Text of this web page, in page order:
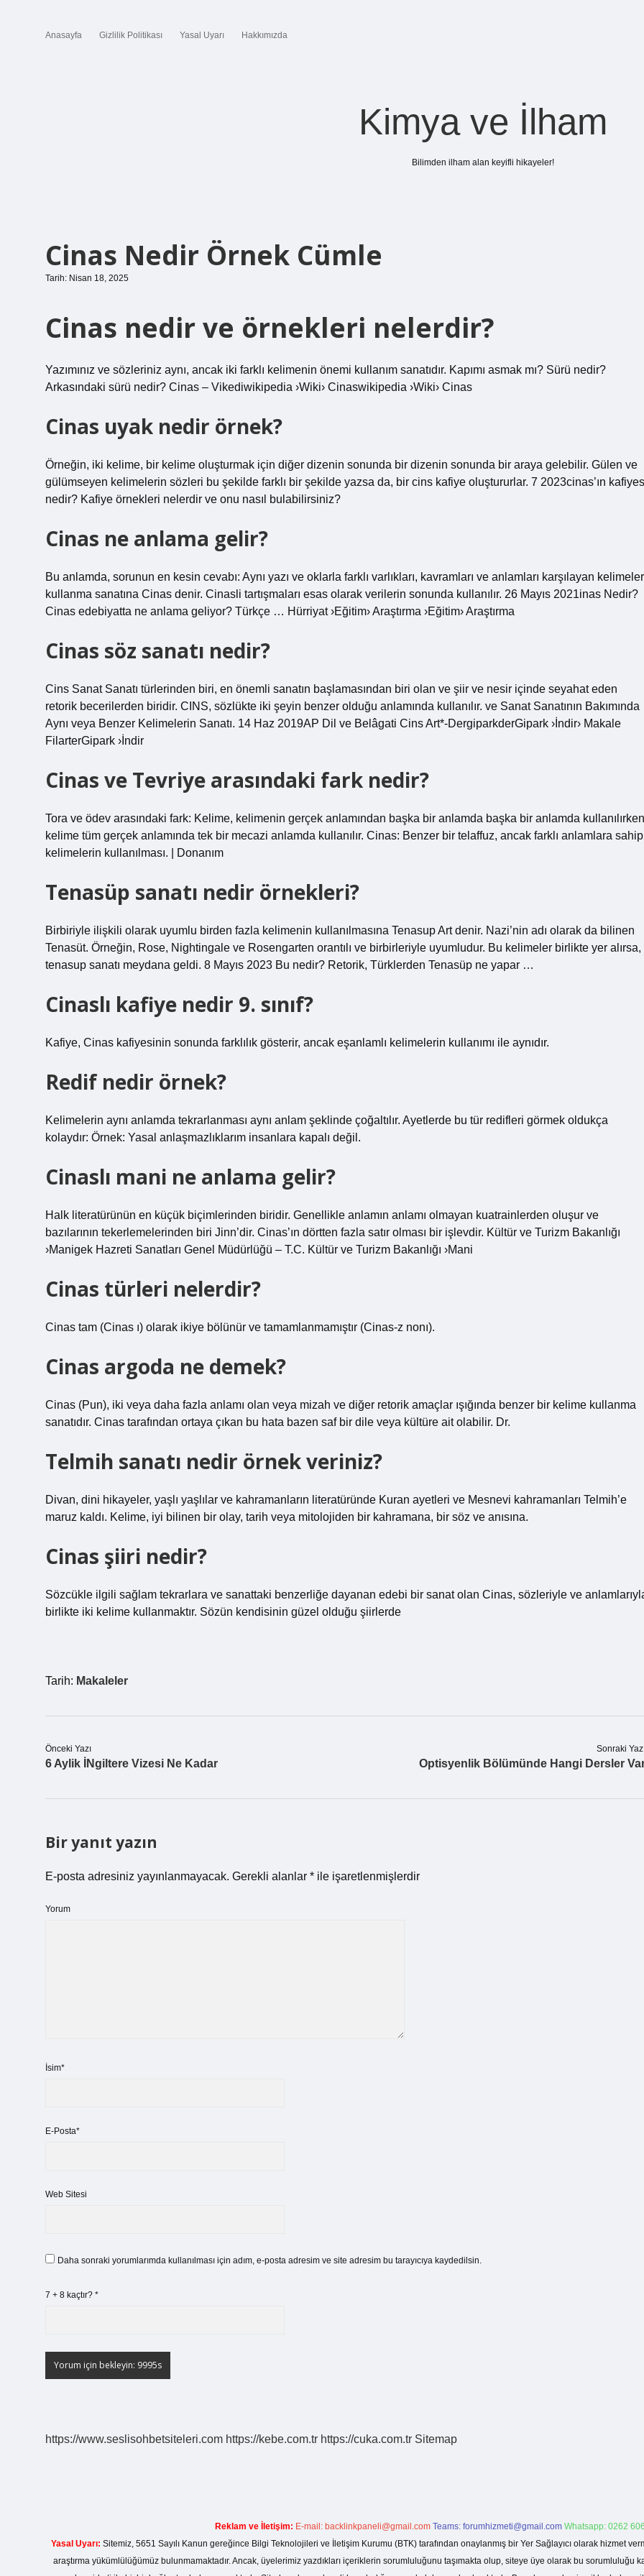
Anasayfa Gizlilik Politikası Yasal Uyarı Hakkımızda
Kimya ve İlham
Bilimden ilham alan keyifli hikayeler!
Cinas Nedir Örnek Cümle
Tarih: Nisan 18, 2025
Cinas nedir ve örnekleri nelerdir?
Yazımınız ve sözleriniz aynı, ancak iki farklı kelimenin önemi kullanım sanatıdır. Kapımı asmak mı? Sürü nedir?
Arkasındaki sürü nedir? Cinas – Vikediwikipedia ›Wiki› Cinaswikipedia ›Wiki› Cinas
Cinas uyak nedir örnek?
Örneğin, iki kelime, bir kelime oluşturmak için diğer dizenin sonunda bir dizenin sonunda bir araya gelebilir. Gülen ve
gülümseyen kelimelerin sözleri bu şekilde farklı bir şekilde yazsa da, bir cins kafiye oluştururlar. 7 2023cinas’ın
nedir? Kafiye örnekleri nelerdir ve onu nasıl bulabilirsiniz?
Cinas ne anlama gelir?
Bu anlamda, sorunun en kesin cevabı: Aynı yazı ve oklarla farklı varlıkları, kavramları ve anlamları karşılayan
kullanma sanatına Cinas denir. Cinasli tartışmaları esas olarak verilerin sonunda kullanılır. 26 Mayıs 2021inas Nedir?
Cinas edebiyatta ne anlama geliyor? Türkçe … Hürriyat ›Eğitim› Araştırma ›Eğitim› Araştırma
Cinas söz sanatı nedir?
Cins Sanat Sanatı türlerinden biri, en önemli sanatın başlamasından biri olan ve şiir ve nesir içinde seyahat eden
retorik becerilerden biridir. CINS, sözlükte iki şeyin benzer olduğu anlamında kullanılır. ve Sanat Sanatının Bakımında
Aynı veya Benzer Kelimelerin Sanatı. 14 Haz 2019AP Dil ve Belâgati Cins Art*-DergiparkderGipark ›İndir› Makale
FilarterGipark ›İndir
Cinas ve Tevriye arasındaki fark nedir?
Tora ve ödev arasındaki fark: Kelime, kelimenin gerçek anlamından başka bir anlamda başka bir anlamda
kelime tüm gerçek anlamında tek bir mecazi anlamda kullanılır. Cinas: Benzer bir telaffuz, ancak farklı anlamlara sahip
kelimelerin kullanılması. | Donanım
Tenasüp sanatı nedir örnekleri?
Birbiriyle ilişkili olarak uyumlu birden fazla kelimenin kullanılmasına Tenasup Art denir. Nazi’nin adı olarak da bilinen
Tenasüt. Örneğin, Rose, Nightingale ve Rosengarten orantılı ve birbirleriyle uyumludur. Bu kelimeler birlikte yer alırsa,
tenasup sanatı meydana geldi. 8 Mayıs 2023 Bu nedir? Retorik, Türklerden Tenasüp ne yapar …
Cinaslı kafiye nedir 9. sınıf?
Kafiye, Cinas kafiyesinin sonunda farklılık gösterir, ancak eşanlamlı kelimelerin kullanımı ile aynıdır.
Redif nedir örnek?
Kelimelerin aynı anlamda tekrarlanması aynı anlam şeklinde çoğaltılır. Ayetlerde bu tür redifleri görmek oldukça
kolaydır: Örnek: Yasal anlaşmazlıklarım insanlara kapalı değil.
Cinaslı mani ne anlama gelir?
Halk literatürünün en küçük biçimlerinden biridir. Genellikle anlamın anlamı olmayan kuatrainlerden oluşur ve
bazılarının tekerlemelerinden biri Jinn’dir. Cinas’ın dörtten fazla satır olması bir işlevdir. Kültür ve Turizm Bakanlığı
›Manigek Hazreti Sanatları Genel Müdürlüğü – T.C. Kültür ve Turizm Bakanlığı ›Mani
Cinas türleri nelerdir?
Cinas tam (Cinas ı) olarak ikiye bölünür ve tamamlanmamıştır (Cinas-z nonı).
Cinas argoda ne demek?
Cinas (Pun), iki veya daha fazla anlamı olan veya mizah ve diğer retorik amaçlar ışığında benzer bir kelime kullanma
sanatıdır. Cinas tarafından ortaya çıkan bu hata bazen saf bir dile veya kültüre ait olabilir. Dr.
Telmih sanatı nedir örnek veriniz?
Divan, dini hikayeler, yaşlı yaşlılar ve kahramanların literatüründe Kuran ayetleri ve Mesnevi kahramanları Telmih’e
maruz kaldı. Kelime, iyi bilinen bir olay, tarih veya mitolojiden bir kahramana, bir söz ve anısına.
Cinas şiiri nedir?
Sözcükle ilgili sağlam tekrarlara ve sanattaki benzerliğe dayanan edebi bir sanat olan Cinas, sözleriyle ve
birlikte iki kelime kullanmaktır. Sözün kendisinin güzel olduğu şiirlerde
Tarih: Makaleler
Önceki Yazı
6 Aylik İNgiltere Vizesi Ne Kadar
Sonraki
Optisyenlik Bölümünde Hangi Dersler
Bir yanıt yazın
E-posta adresiniz yayınlanmayacak. Gerekli alanlar * ile işaretlenmişlerdir
Yorum
İsim*
E-Posta*
Web Sitesi
Daha sonraki yorumlarımda kullanılması için adım, e-posta adresim ve site adresim bu tarayıcıya kaydedilsin.
7 + 8 kaçtır? *
https://www.seslisohbetsiteleri.com https://kebe.com.tr https://cuka.com.tr Sitemap
Reklam ve İletişim: E-mail: backlinkpaneli@gmail.com Teams: forumhizmeti@gmail.com Whatsapp: 0262
Yasal Uyarı: Sitemiz, 5651 Sayılı Kanun gereğince Bilgi Teknolojileri ve İletişim Kurumu (BTK) tarafından onaylanmış bir Yer Sağlayıcı olarak hizmet
araştırma yükümlülüğümüz bulunmamaktadır. Ancak, üyelerimiz yazdıkları içeriklerin sorumluluğunu taşımakta olup, siteye üye olarak bu sorumluluğu